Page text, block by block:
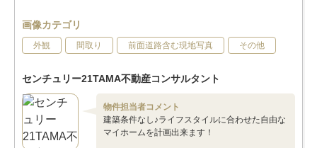
画像カテゴリ
外観 間取り 前面道路含む現地写真 その他
センチュリー21TAMA不動産コンサルタント
物件担当者コメント
建築条件なし♪ライフスタイルに合わせた自由な
マイホームを計画出来ます！